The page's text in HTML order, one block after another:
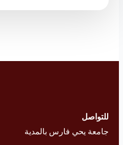
للتواصل
جامعة يحي فارس بالمدية